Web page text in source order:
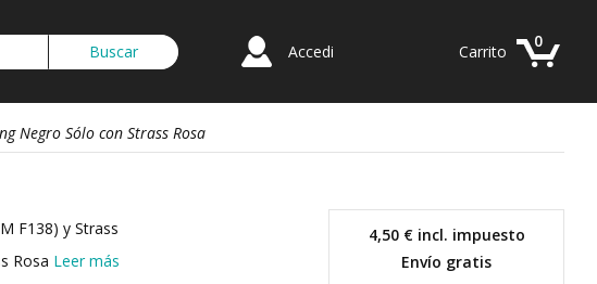
Accedi
0
Carrito
Negro Sólo con Strass Rosa
4,50 €incl. impuesto
Envío gratis
F138) y Strass
Rosa Leer más